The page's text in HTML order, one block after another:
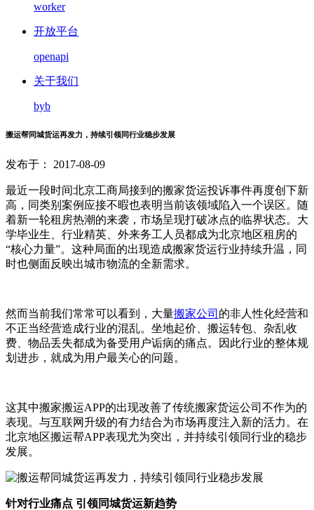
worker
开放平台
openapi
关于我们
byb
搬运帮同城货运再发力，持续引领同行业稳步发展
发布于： 2017-08-09
最近一段时间北京工商局接到的搬家货运投诉事件再度创下新
高，同类别案例应接不暇也表明当前该领域陷入一个误区。随
着新一轮租房热潮的来袭，市场呈现打破冰点的临界状态。大
学毕业生、行业精英、外来务工人员都成为北京地区租房的
“核心力量”。这种局面的出现造成搬家货运行业持续升温，同
时也侧面反映出城市物流的全新需求。
然而当前我们常常可以看到，大量搬家公司 的非人性化经营和
不正当经营造成行业的混乱。坐地起价、搬运转包、杂乱收
费、物品丢失都成为备受用户诟病的痛点。因此行业的整体规
划进步，就成为用户最关心的问题。
这其中搬家搬运APP的出现改善了传统搬家货运公司不作为的
表现。与互联网升级的有力结合为市场再度注入新的活力。在
北京地区搬运帮APP表现尤为突出，并持续引领同行业的稳步
发展。
针对行业痛点 引领同城货运新趋势